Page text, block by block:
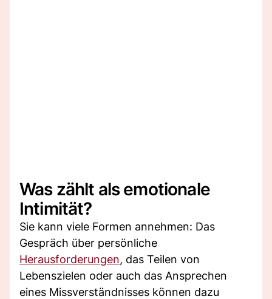
Was zählt als emotionale
Intimität?
Sie kann viele Formen annehmen: Das
Gespräch über persönliche
Herausforderungen, das Teilen von
Lebenszielen oder auch das Ansprechen
eines Missverständnisses können dazu